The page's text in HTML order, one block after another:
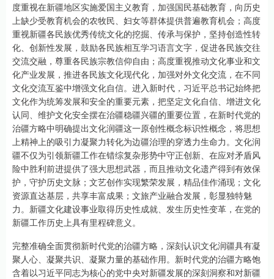
度重视在新疆地区实施爱国主义教育，加强国民基础教育，向历史
上缺少受教育机会的农牧民、妇女等群体提供普遍教育机会；高度
重视新疆各民族优秀传统文化的挖掘、传承与保护，坚持创造性转
化、创新性发展，鼓励各民族相互学习语言文字，促进各民族交往
交流交融，尊重各民族宗教信仰自由；高度重视推动文化事业和文
化产业发展，推进各民族文化现代化，加强对外文化交流，在不同
文化交流互鉴中增强文化自信。进入新时代，习近平总书记始终把
文化作为统筹发展和安全的重要元素，把坚定文化自信、增进文化
认同、维护文化安全摆在治疆稳疆兴疆的重要位置，在新时代党的
治疆方略中明确提出文化润疆这一原创性概念标识性概念，将思想
上精神上的吸引力凝聚力转化为边疆治理的穿透力生命力。文化润
疆不仅为引领新疆工作在错综复杂形势中守正创新、在应对矛盾风
险中胜利前进提供了强大思想武器，而且推动文化遗产得到有效保
护，守护历史文脉；文艺创作实现繁荣发展，精品佳作涌现；文化
资源直达基层，共享丰富成果；文旅产业融合发展，彰显独特魅
力。新疆文化建设事业取得历史性成就、发生历史性变革，在党的
新疆工作历史上具有里程碑意义。
完整准确全面贯彻新时代党的治疆方略，深刻认识文化润疆具有凝
聚人心、凝聚共识、凝聚力量的基础作用。新时代党的治疆方略饱
含着以习近平同志为核心的党中央对新疆发展的深刻洞察和对新疆